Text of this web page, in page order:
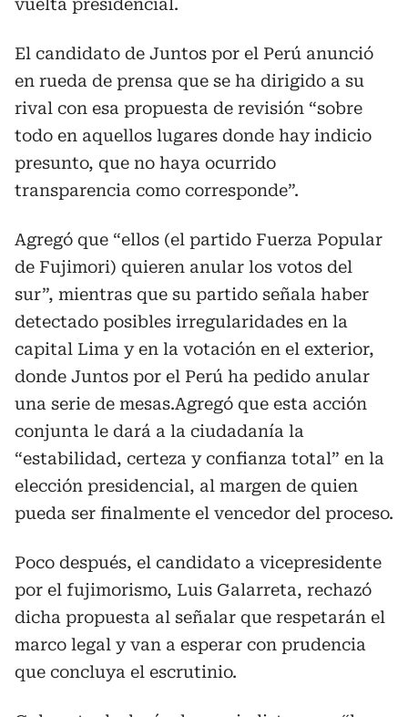
vuelta presidencial.
El candidato de Juntos por el Perú anunció
en rueda de prensa que se ha dirigido a su
rival con esa propuesta de revisión “sobre
todo en aquellos lugares donde hay indicio
presunto, que no haya ocurrido
transparencia como corresponde”.
Agregó que “ellos (el partido Fuerza Popular
de Fujimori) quieren anular los votos del
sur”, mientras que su partido señala haber
detectado posibles irregularidades en la
capital Lima y en la votación en el exterior,
donde Juntos por el Perú ha pedido anular
una serie de mesas.Agregó que esta acción
conjunta le dará a la ciudadanía la
“estabilidad, certeza y confianza total” en la
elección presidencial, al margen de quien
pueda ser finalmente el vencedor del proceso.
Poco después, el candidato a vicepresidente
por el fujimorismo, Luis Galarreta, rechazó
dicha propuesta al señalar que respetarán el
marco legal y van a esperar con prudencia
que concluya el escrutinio.